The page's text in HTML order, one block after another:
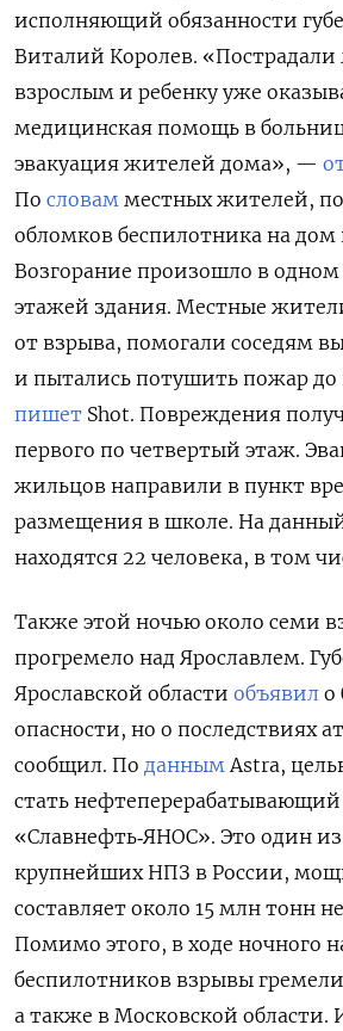
исполняющий обязанности
Виталий Королев.
взрослым и ребенку уже
медицинская помощь в
эвакуация жителей дома», —
По словам местных жителей,
обломков беспилотника на
Возгорание произошло в
этажей здания. Местные
от взрыва, помогали соседям
и пытались потушить пожар
пишет Shot. Повреждения
первого по четвертый этаж.
жильцов направили в пункт
размещения в школе. На
находятся 22 человека, в том
Также этой ночью около семи
прогремело над Ярославлем.
Ярославской области объявил о
опасности, но о последствиях
сообщил. По данным Astra,
стать нефтеперерабатывающий
«Славнефть‑ЯНОС». Это один
крупнейших НПЗ в России,
составляет около 15 млн тонн
Помимо этого, в ходе ночного
беспилотников взрывы
а также в Московской